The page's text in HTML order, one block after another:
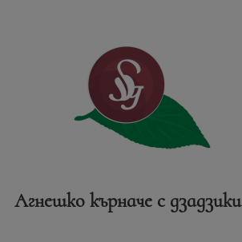
Агнешко кърначе с дзадзики